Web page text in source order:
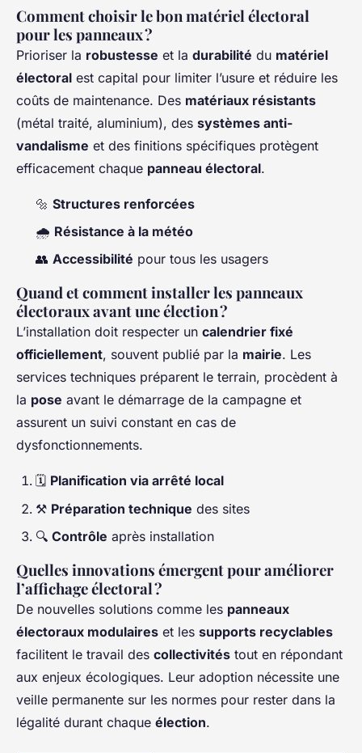
Comment choisir le bon matériel électoral
pour les panneaux ?
Prioriser la robustesse et la durabilité du matériel
électoral est capital pour limiter l’usure et réduire les
coûts de maintenance. Des matériaux résistants
(métal traité, aluminium), des systèmes anti-
vandalisme et des finitions spécifiques protègent
efficacement chaque panneau électoral.
🔩 Structures renforcées
🌧️ Résistance à la météo
👥 Accessibilité pour tous les usagers
Quand et comment installer les panneaux
électoraux avant une élection ?
L’installation doit respecter un calendrier fixé
officiellement, souvent publié par la mairie. Les
services techniques préparent le terrain, procèdent à
la pose avant le démarrage de la campagne et
assurent un suivi constant en cas de
dysfonctionnements.
🗓️ Planification via arrêté local
⚒️ Préparation technique des sites
🔍 Contrôle après installation
Quelles innovations émergent pour améliorer
l’affichage électoral ?
De nouvelles solutions comme les panneaux
électoraux modulaires et les supports recyclables
facilitent le travail des collectivités tout en répondant
aux enjeux écologiques. Leur adoption nécessite une
veille permanente sur les normes pour rester dans la
légalité durant chaque élection.